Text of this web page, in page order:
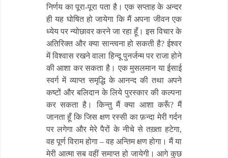
निर्णय का पूरा-पूरा पता है। एक सप्ताह के अन्दर
ही यह घोषित हो जायेगा कि मैं अपना जीवन एक
ध्येय पर न्योछावर करने जा रहा हूँ। इस विचार के
अतिरिक्त और क्या सान्त्वना हो सकती है? ईश्वर
में विश्वास रखने वाला हिन्दू पुनर्जन्म पर राजा होने
की आशा कर सकता है। एक मुसलमान या ईसाई
स्वर्ग में व्याप्त समृद्धि के आनन्द की तथा अपने
कष्टों और बलिदान के लिये पुरस्कार की कल्पना
कर सकता है। किन्तु मैं क्या आशा करूँ? मैं
जानता हूँ कि जिस क्षण रस्सी का फ़न्दा मेरी गर्दन
पर लगेगा और मेरे पैरों के नीचे से तख़्ता हटेगा,
वह पूर्ण विराम होगा – वह अन्तिम क्षण होगा। मैं या
मेरी आत्मा सब वहीं समाप्त हो जायेगी। आगे कुछ